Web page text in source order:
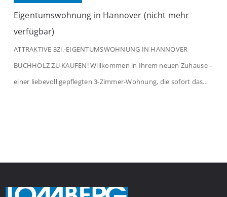
Eigentumswohnung in Hannover (nicht mehr
verfügbar)
ATTRAKTIVE 3Zi.-EIGENTUMSWOHNUNG IN HANNOVER
BUCHHOLZ ZU KAUFEN! Willkommen in Ihrem neuen Zuhause –
einer liebevoll gepflegten 3-Zimmer-Wohnung, die sofort das